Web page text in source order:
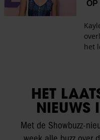
HET
NIEUWS
Met de Showbuzz-